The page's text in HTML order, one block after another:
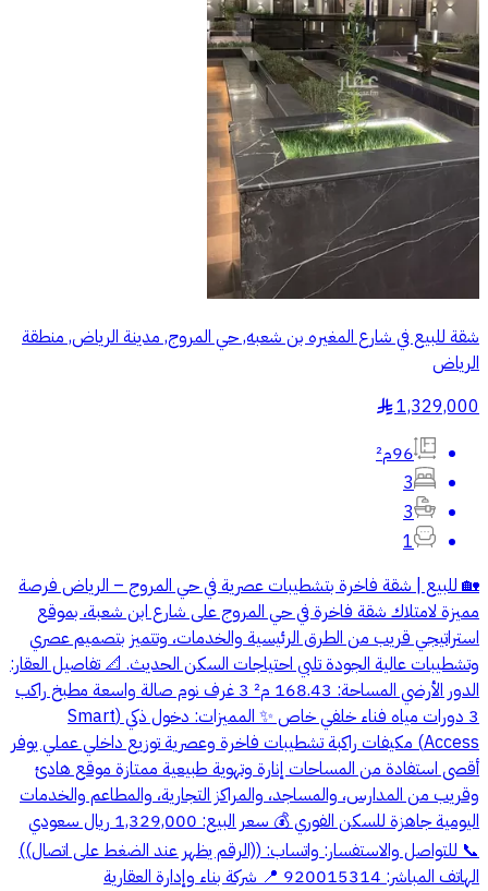
شقة للبيع في شارع المغيره بن شعبه, حي المروج, مدينة الرياض, منطقة
الرياض
1,329,000
§
96م²
3
3
1
🏡 للبيع | شقة فاخرة بتشطيبات عصرية في حي المروج – الرياض فرصة
مميزة لامتلاك شقة فاخرة في حي المروج على شارع ابن شعبة، بموقع
استراتيجي قريب من الطرق الرئيسية والخدمات، وتتميز بتصميم عصري
وتشطيبات عالية الجودة تلبي احتياجات السكن الحديث. 📐 تفاصيل العقار:
الدور الأرضي المساحة: 168.43 م² 3 غرف نوم صالة واسعة مطبخ راكب
3 دورات مياه فناء خلفي خاص ✨ المميزات: دخول ذكي (Smart
Access) مكيفات راكبة تشطيبات فاخرة وعصرية توزيع داخلي عملي يوفر
أقصى استفادة من المساحات إنارة وتهوية طبيعية ممتازة موقع هادئ
وقريب من المدارس، والمساجد، والمراكز التجارية، والمطاعم والخدمات
اليومية جاهزة للسكن الفوري 💰 سعر البيع: 1,329,000 ريال سعودي
📞 للتواصل والاستفسار: واتساب: ((الرقم يظهر عند الضغط على اتصال))
الهاتف المباشر: 920015314 📍 شركة بناء وإدارة العقارية